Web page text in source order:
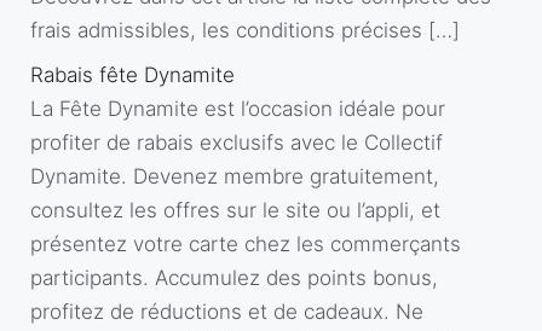
frais admissibles, les conditions précises […]
Rabais fête Dynamite
La Fête Dynamite est l’occasion idéale pour
profiter de rabais exclusifs avec le Collectif
Dynamite. Devenez membre gratuitement,
consultez les offres sur le site ou l’appli, et
présentez votre carte chez les commerçants
participants. Accumulez des points bonus,
profitez de réductions et de cadeaux. Ne